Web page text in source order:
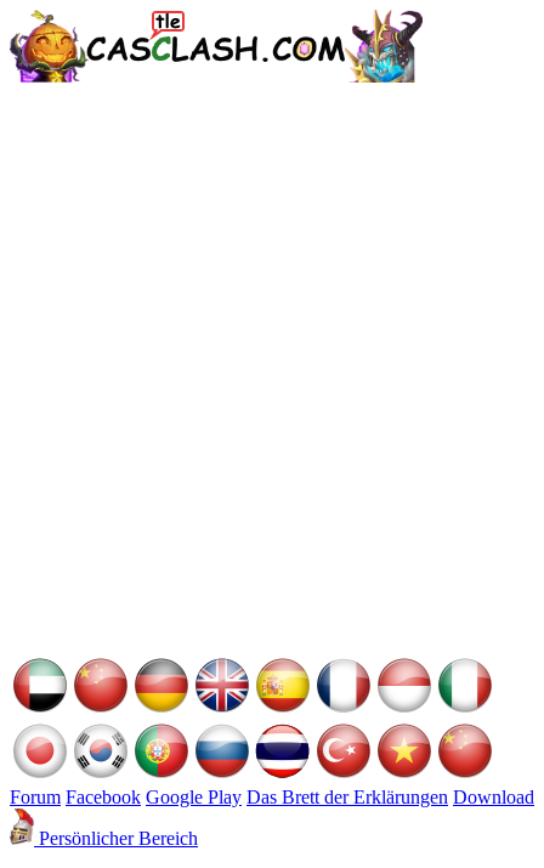
Forum Facebook Google Play Das Brett der Erklärungen Download
Persönlicher Bereich